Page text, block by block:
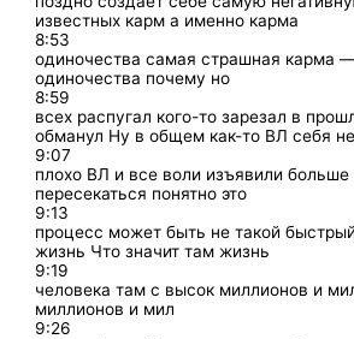
известных карм а именно карма
8:53
одиночества самая страшная карма
одиночества почему но
8:59
всех распугал кого-то зарезал в
обманул Ну в общем как-то ВЛ себя не
9:07
плохо ВЛ и все воли изъявили больше
пересекаться понятно это
9:13
процесс может быть не такой
жизнь Что значит там жизнь
9:19
человека там с высок миллионов и
миллионов и мил
9:26